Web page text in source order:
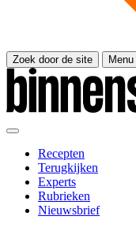
Zoek door de site Menu
Recepten
Terugkijken
Experts
Rubrieken
Nieuwsbrief